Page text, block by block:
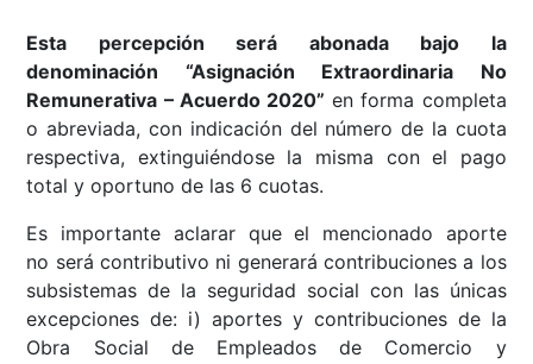
Esta percepción será abonada bajo la
denominación “Asignación Extraordinaria No
Remunerativa – Acuerdo 2020” en forma completa
o abreviada, con indicación del número de la cuota
respectiva, extinguiéndose la misma con el pago
total y oportuno de las 6 cuotas.
Es importante aclarar que el mencionado aporte
no será contributivo ni generará contribuciones a los
subsistemas de la seguridad social con las únicas
excepciones de: i) aportes y contribuciones de la
Obra Social de Empleados de Comercio y